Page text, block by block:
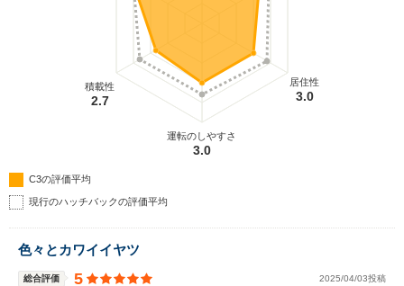
居住性
3.0
運転のしやすさ
3.0
積載性
2.7
C3の評価平均
現行のハッチバックの評価平均
色々とカワイイヤツ
総合評価 5 2025/04/03投稿